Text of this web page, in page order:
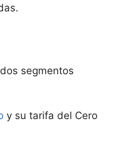
segmentos
y su tarifa del Cero